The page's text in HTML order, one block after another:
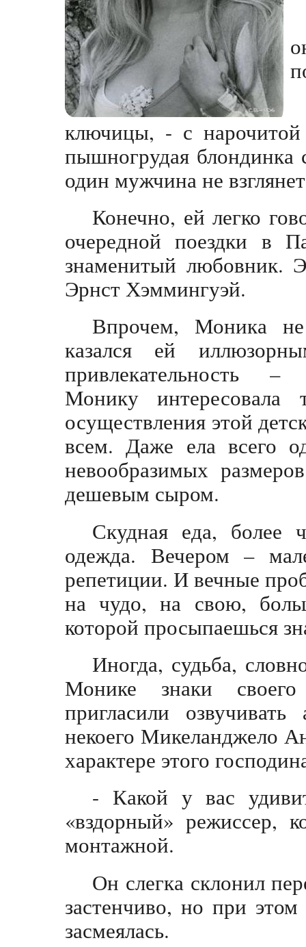
ключицы, - с
пышногрудая
один мужчина не
Конечно, ей легко
очередной поездки в
знаменитый любовник.
Эрнст Хэммингуэй.
Впрочем, Моника
казался ей
привлекательность –
Монику интересовала
осуществления этой
всем. Даже ела всего
невообразимых
дешевым сыром.
Скудная еда, более
одежда. Вечером –
репетиции. И вечные
на чудо, на свою,
которой просыпаешься
Иногда, судьба,
Монике знаки
пригласили
некоего Микеланджело
характере этого
- Какой у вас
«вздорный» режиссер,
монтажной.
Он слегка склонил
застенчиво, но при
засмеялась.